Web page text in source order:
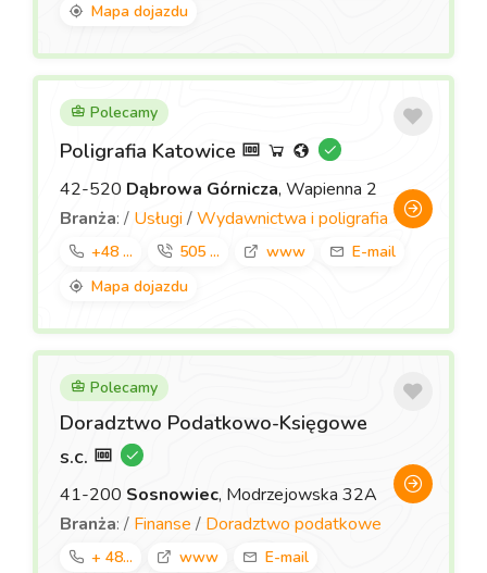
Mapa dojazdu
Polecamy
Poligrafia Katowice
42-520 Dąbrowa Górnicza, Wapienna 2
Branża: / Usługi /Wydawnictwa i poligrafia
+48 ... 505 ... www
E-mail
Mapa dojazdu
Polecamy
Doradztwo Podatkowo-Księgowe
s.c.
41-200 Sosnowiec, Modrzejowska 32A
Branża: / Finanse / Doradztwo podatkowe
+ 48... www E-mail